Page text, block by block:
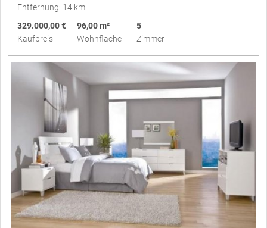
Entfernung: 14 km
329.000,00 €
Kaufpreis
96,00 m²
Wohnfläche
5
Zimmer